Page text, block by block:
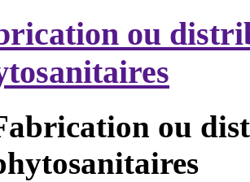
ou
ou